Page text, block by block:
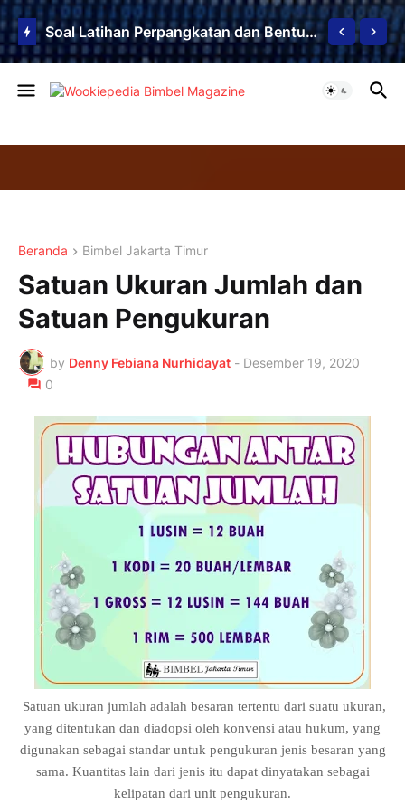
Soal Latihan Perpangkatan dan Bentuk Akar
Soal Latihan Teorema Phytagoras by Bimbel Jakarta Timur
Beranda Bimbel Jakarta Timur
Satuan Ukuran Jumlah dan
Satuan Pengukuran
by Denny Febiana Nurhidayat - Desember 19, 2020
0
Satuan ukuran jumlah adalah besaran tertentu dari suatu ukuran,
yang ditentukan dan diadopsi oleh konvensi atau hukum, yang
digunakan sebagai standar untuk pengukuran jenis besaran yang
sama. Kuantitas lain dari jenis itu dapat dinyatakan sebagai
kelipatan dari unit pengukuran.